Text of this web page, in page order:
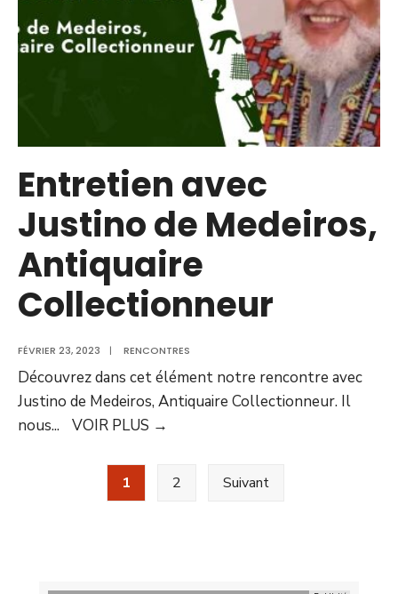
Entretien avec
Justino de Medeiros,
Antiquaire
Collectionneur
FÉVRIER 23, 2023 | RENCONTRES
Découvrez dans cet élément notre rencontre avec
Justino de Medeiros, Antiquaire Collectionneur. Il
nous... VOIR PLUS →
1 2 Suivant